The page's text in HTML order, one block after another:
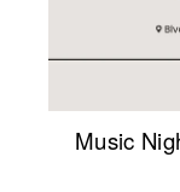
Music